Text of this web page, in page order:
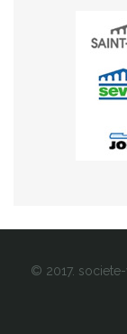
© 2017.